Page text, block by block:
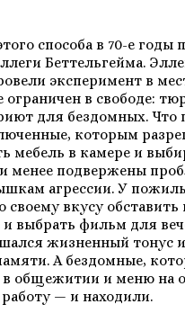
способа в 70-е годы
Беттельгейма.
эксперимент в
ограничен в свободе:
для бездомных. Что
которым
мебель в камере и
менее подвержены
агрессии. У
своему вкусу обставить
и выбрать фильм для
жизненный тонус
А бездомные,
в общежитии и меню на
— и находили.